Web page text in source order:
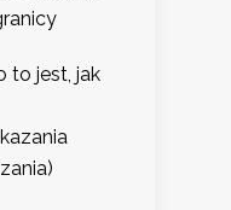
to jest, jak